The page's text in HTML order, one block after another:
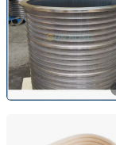
Jiangsu,
Guangzhou